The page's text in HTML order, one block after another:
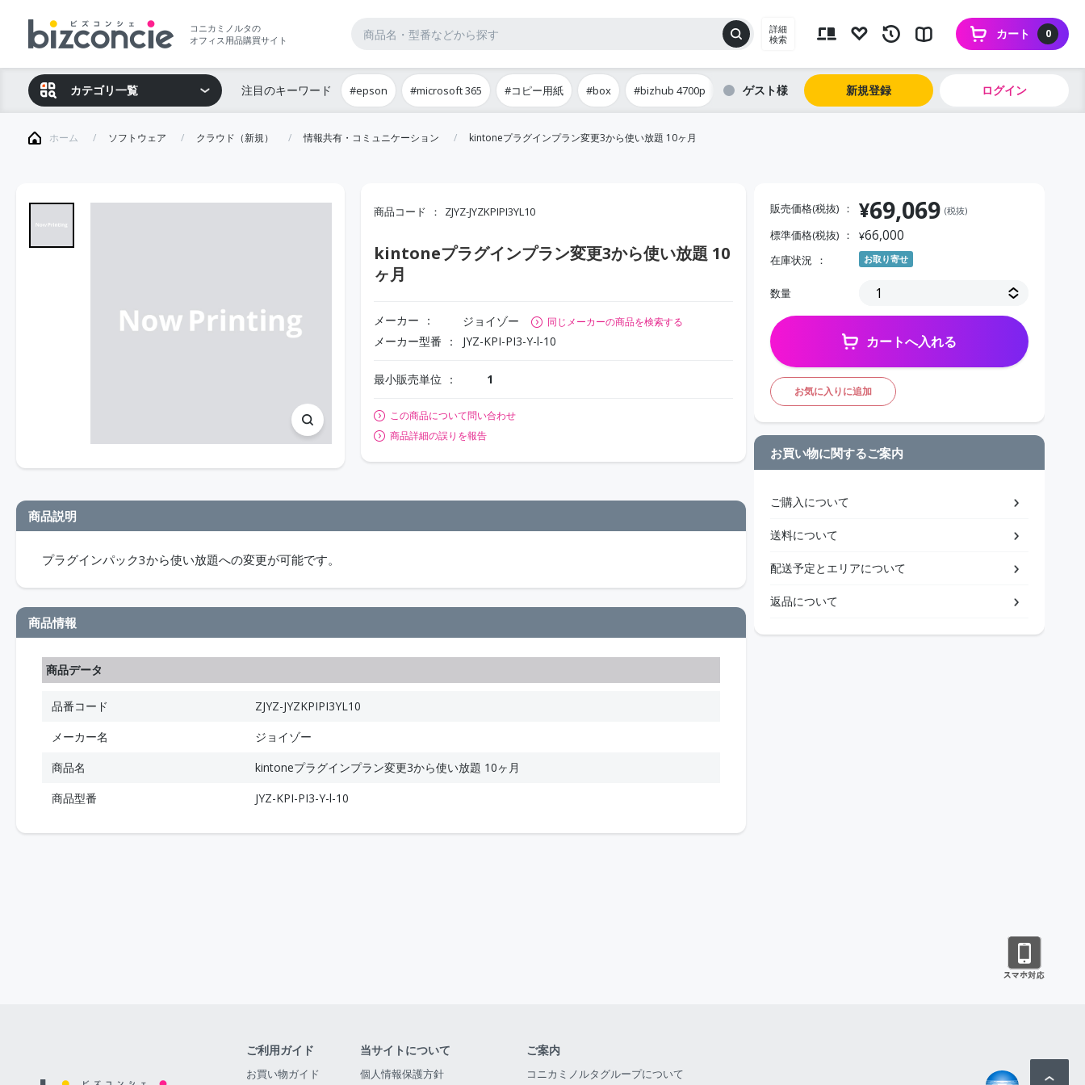
コニカミノルタの
オフィス用品購買サイト
詳細
検索
0
カート
カテゴリ一覧 注目のキーワード #epson #microsoft 365 #コピー用紙 #box #bizhub 4700p ゲスト 新規登録 ログイン
ホーム ソフトウェア クラウド（新規） 情報共有・コミュニケーション kintoneプラグインプラン変更3から使い放題 10ヶ月
商品コード ZJYZ-JYZKPIPI3YL10
kintoneプラグインプラン変更3から使い放題 10
ヶ月
メーカー ジョイゾー 同じメーカーの商品を検索する
メーカー型番 JYZ-KPI-PI3-Y-l-10
最小販売単位 1
この商品について問い合わせ
商品詳細の誤りを報告
商品説明
プラグインパック3から使い放題への変更が可能です。
商品情報
商品データ
品番コード
ZJYZ-JYZKPIPI3YL10
メーカー名
ジョイゾー
商品名
kintoneプラグインプラン変更3から使い放題 10ヶ月
商品型番
JYZ-KPI-PI3-Y-l-10
販売価格(税抜) ¥69,069 (税抜)
標準価格(税抜) ¥66,000
在庫状況 お取り寄せ
数量
カートへ入れる
お気に入りに追加
お買い物に関するご案内
ご購入について
送料について
配送予定とエリアについて
返品について
ご利用ガイド
お買い物ガイド
当サイトについて
個人情報保護方針
ご案内
コニカミノルタグループについて